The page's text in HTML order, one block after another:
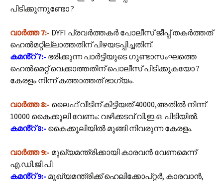
പിടിക്കുന്നുണ്ടോ ?
വാർത്ത 7:- DYFI പ്രവര്‍ത്തകർ പോലീസ് ജീപ്പ് തകർത്തത്
ഹെല്‍മറ്റില്ലാത്തതിന് പിഴയടപ്പിച്ചതിന്.
കമൻ്റ് 7:- ഭരിക്കുന്ന പാർട്ടിയുടെ ഗുണ്ടാസംഘത്തെ
ഹെൽമെറ്റ് വെക്കാത്തതിന് പൊലീസ് പിടിക്കുകയോ ?
കേരളം നിന്ന് കത്താത്തത് ഭാഗ്യം.
വാർത്ത 8:- ലൈഫ് വീടിന് കിട്ടിയത് 40000,അതില്‍ നിന്ന്
10000 കൈക്കൂലി വേണം: വഴിക്കടവ് വി.ഇ.ഒ. പിടിയിൽ.
കമൻ്റ് 8:- കൈക്കൂലിയിൽ മുങ്ങി നിവരുന്ന കേരളം.
വാർത്ത 9:- മുഖ്യമന്ത്രിക്കായി കാരവൻ വേണമെന്ന്
എ.ഡി.ജി.പി.
കമൻ്റ് 9:- മുഖ്യമന്ത്രിക്ക് ഹെലിക്കോപ്റ്റർ, കാരവാൻ,